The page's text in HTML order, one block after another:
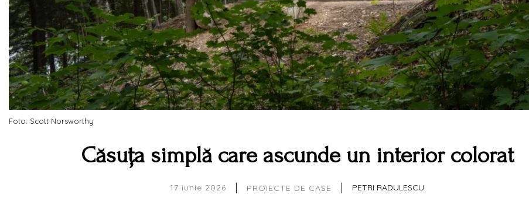
Foto: Scott Norsworthy
Căsuța simplă care ascunde un interior colorat
17 iunie 2026 | PROIECTE DE CASE | PETRI RADULESCU